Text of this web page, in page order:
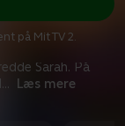
Sarah. På
... Læs mere
på Mit TV 2.